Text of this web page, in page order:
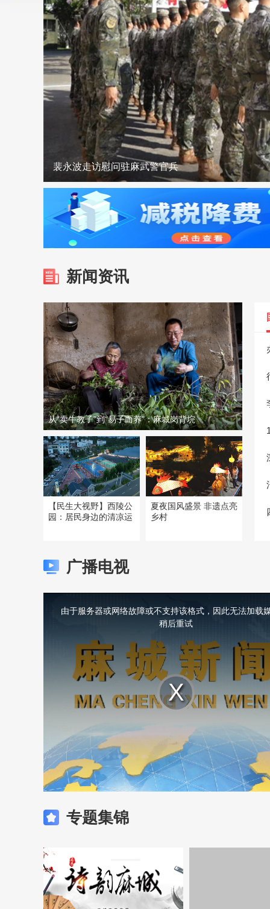
麻城城区开放6处清凉驿站 打造清凉“避风港”
优服务 强保障 全力护航暑期驾考高峰
裴永波走访慰问驻麻武警官兵
合武高铁“智梁”赋能 跑出建设加速度
双喜临门！麻城入选全国蔬菜大县+花鼓戏登上省
汪国兵慰问市人武部官兵和驻麻部队
新闻资讯
从“卖牛教子”到“易子而养”：麻城岗背垸
【民生大视野】西陵公
园：居民身边的清凉运
夏夜国风盛景 非遗点亮
乡村
广播电视
Play
Video
This
由于服务器或网络故障或不支持该格式，因此无法加载
稍后重试
专题集锦